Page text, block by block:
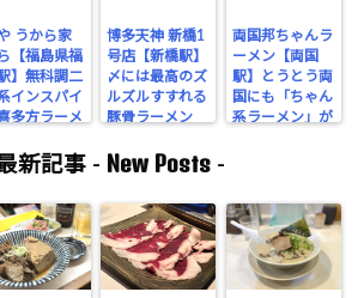
うから家
【福島県福
】無科調二
インスパイ
多方ラーメ
この辺のオ
メだ！
博多天神 新橋1
号店【新橋駅】
〆には最高のズ
ルズルすすれる
豚骨ラーメン
両国邦ちゃんラ
ーメン【両国
駅】とうとう両
国にも「ちゃん
系ラーメン」が
新記事 - New Posts -